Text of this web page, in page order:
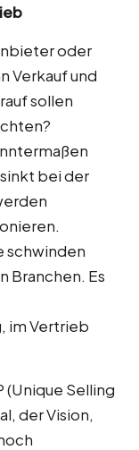
oder
Verkauf und
sollen
bei der
schwinden
Branchen. Es
im Vertrieb
(Unique Selling
der Vision,